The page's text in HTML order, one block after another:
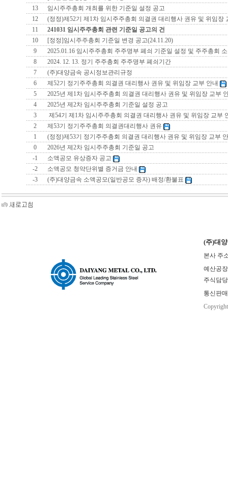
13
임시주주총회 개최를 위한 기준일 설정 공고
12
(정정)제52기 제1차 임시주주총회 의결권 대리행사 권유 및 위임장
11
241031 임시주주총회 관련 기준일 공고의 건
10
[정정]임시주주총회 기준일 변경 공고(24.11.20)
9
2025.01.16 임시주주총회 주주명부 폐쇠 기준일 설정 및 주주총회
8
2024. 12. 13. 정기 주주총회 주주명부 폐쇠기간
7
(주)대양금속 공시정보관리규정
6
제52기 정기주주총회 의결권 대리행사 권유 및 위임장 교부 안내
5
2025년 제1차 임시주주총회 의결권 대리행사 권유 및 위임장 교부
4
2025년 제2차 임시주주총회 기준일 설정 공고
3
제54기 제1차 임시주주총회 의결권 대리행사 권유 및 위임장 교부
2
제53기 정기주주총회 의결권대리행사 권유
1
(정정)제53기 정기주주총회 의결권 대리행사 권유 및 위임장 교부
0
2026년 제2차 임시주주총회 기준일 공고
-1
소액공모 유상증자 공고
-2
소액공모 청약단위별 증거금 안내
-3
(주)대양금속 소액공모(일반공모 증자) 배정/환불표
(주)대
본사 주
예산공
주식담
통신판